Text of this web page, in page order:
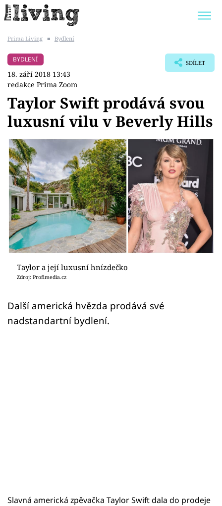
BYDLENÍ SLAVNÝCH
Témata
Bydlení
Zahrada
Design
Sledujte prima+
Přihlášení
Prima Living ■ Bydlení
BYDLENÍ
18. září 2018 13:43
redakce Prima Zoom
SDÍLET
Taylor Swift prodává svou
luxusní vilu v Beverly Hills
Taylor a její luxusní hnízdečko
Zdroj: Profimedia.cz
Další americká hvězda prodává své
nadstandartní bydlení.
Slavná americká zpěvačka Taylor Swift dala do prodeje